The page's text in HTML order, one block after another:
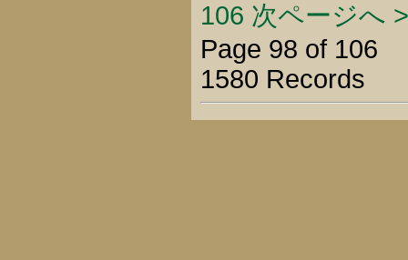
106 次ページへ
Page 98 of 106
1580 Records